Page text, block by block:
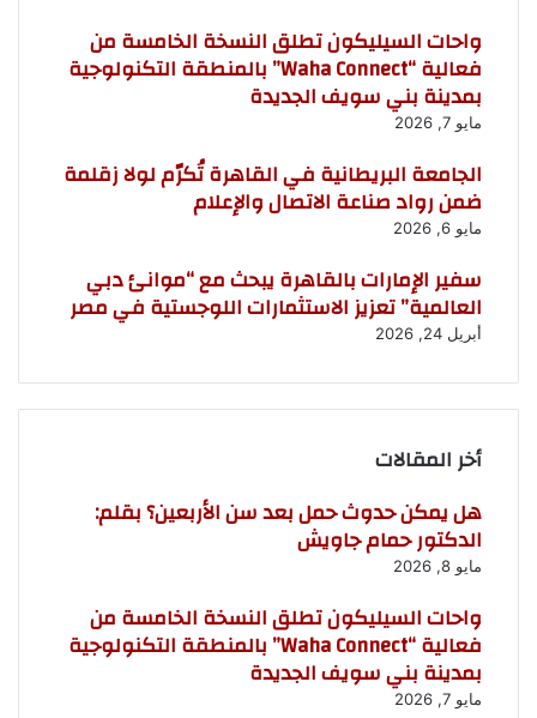
واحات السيليكون تطلق النسخة الخامسة من
فعالية “Waha Connect” بالمنطقة التكنولوجية
بمدينة بني سويف الجديدة
مايو 7, 2026
الجامعة البريطانية في القاهرة تُكرّم لولا زقلمة
ضمن رواد صناعة الاتصال والإعلام
مايو 6, 2026
سفير الإمارات بالقاهرة يبحث مع “موانئ دبي
العالمية” تعزيز الاستثمارات اللوجستية في مصر
أبريل 24, 2026
أخر المقالات
هل يمكن حدوث حمل بعد سن الأربعين؟ بقلم:
الدكتور حمام جاويش
مايو 8, 2026
واحات السيليكون تطلق النسخة الخامسة من
فعالية “Waha Connect” بالمنطقة التكنولوجية
بمدينة بني سويف الجديدة
مايو 7, 2026